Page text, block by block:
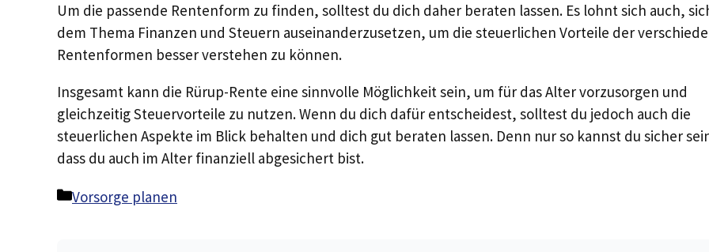
Um die passende Rentenform zu finden, solltest du dich daher beraten lassen. Es lohnt sich auch,
dem Thema Finanzen und Steuern auseinanderzusetzen, um die steuerlichen Vorteile der
Rentenformen besser verstehen zu können.
Insgesamt kann die Rürup-Rente eine sinnvolle Möglichkeit sein, um für das Alter vorzusorgen und
gleichzeitig Steuervorteile zu nutzen. Wenn du dich dafür entscheidest, solltest du jedoch auch die
steuerlichen Aspekte im Blick behalten und dich gut beraten lassen. Denn nur so kannst du sicher
dass du auch im Alter finanziell abgesichert bist.
Kategorien
Vorsorge planen